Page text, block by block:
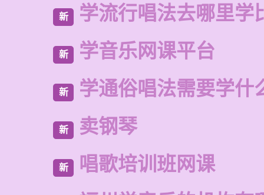
新 学流行唱法去哪里学
新 学音乐网课平台
新 学通俗唱法需要学什
新 卖钢琴
新 唱歌培训班网课